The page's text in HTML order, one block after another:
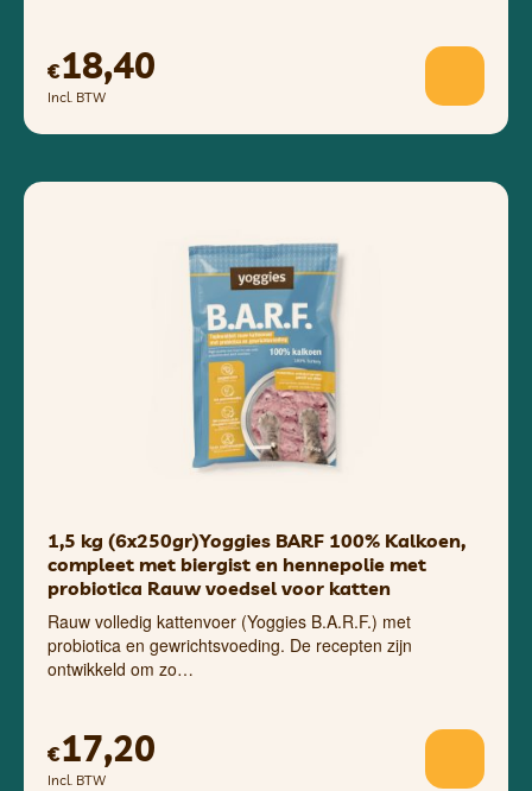
€18,40
Incl. BTW
1,5 kg (6x250gr)Yoggies BARF 100% Kalkoen,
compleet met biergist en hennepolie met
probiotica Rauw voedsel voor katten
Rauw volledig kattenvoer (Yoggies B.A.R.F.) met
probiotica en gewrichtsvoeding. De recepten zijn
ontwikkeld om zo…
€17,20
Incl. BTW